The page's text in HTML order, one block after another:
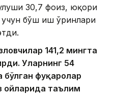
30,7 фоиз, юқори
учун бўш иш ўринлари
141,2 мингта
Уларнинг 54
бўлган фуқаролар
ойларида таълим